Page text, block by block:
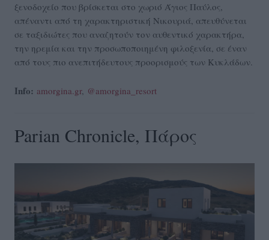
ξενοδοχείο που βρίσκεται στο χωριό Άγιος Παύλος,
απέναντι από τη χαρακτηριστική Νικουριά, απευθύνεται
σε ταξιδιώτες που αναζητούν τον αυθεντικό χαρακτήρα,
την ηρεμία και την προσωποποιημένη φιλοξενία, σε έναν
από τους πιο ανεπιτήδευτους προορισμούς των Κυκλάδων.
Info: amorgina.gr, @amorgina_resort
Parian Chronicle, Πάρος